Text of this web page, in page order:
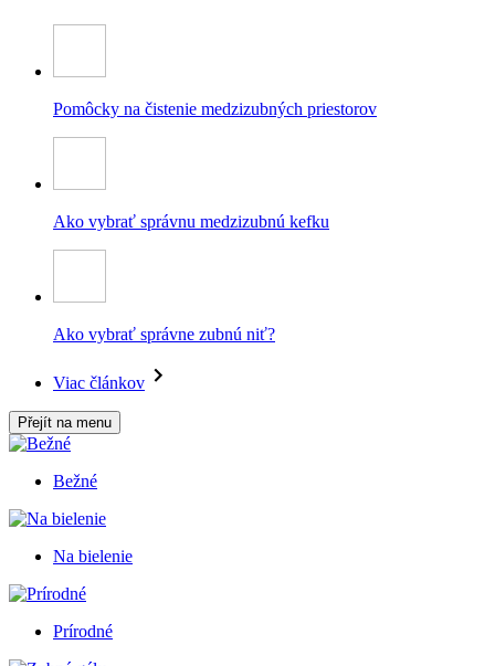
Pomôcky na čistenie medzizubných priestorov
Ako vybrať správnu medzizubnú kefku
Ako vybrať správne zubnú niť?
Viac článkov
Přejít na menu
Bežné
Na bielenie
Prírodné